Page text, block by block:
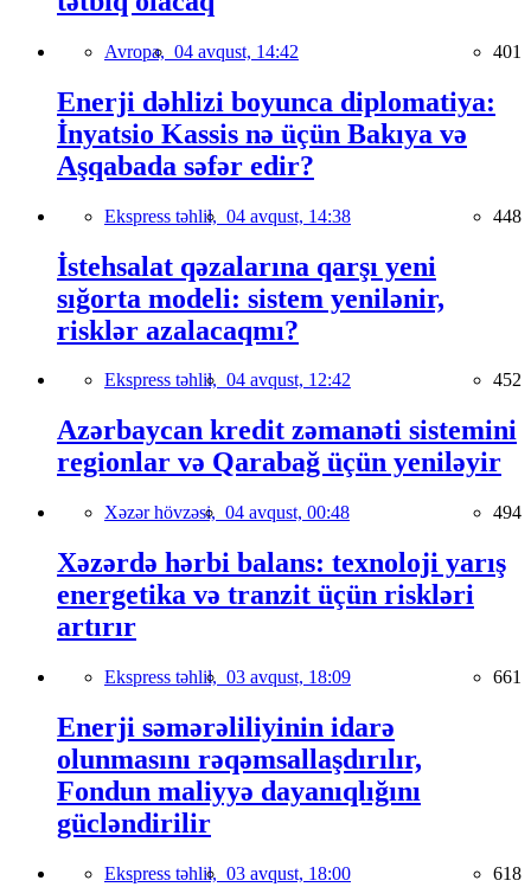
Avropa, 04 avqust, 14:42 401
Enerji dəhlizi boyunca diplomatiya:
İnyatsio Kassis nə üçün Bakıya və
Aşqabada səfər edir?
Ekspress təhlil, 04 avqust, 14:38 448
İstehsalat qəzalarına qarşı yeni
sığorta modeli: sistem yenilənir,
risklər azalacaqmı?
Ekspress təhlil, 04 avqust, 12:42 452
Azərbaycan kredit zəmanəti sistemini
regionlar və Qarabağ üçün yeniləyir
Xəzər hövzəsi, 04 avqust, 00:48 494
Xəzərdə hərbi balans: texnoloji yarış
energetika və tranzit üçün riskləri
artırır
Ekspress təhlil, 03 avqust, 18:09 661
Enerji səmərəliliyinin idarə
olunmasını rəqəmsallaşdırılır,
Fondun maliyyə dayanıqlığını
gücləndirilir
Ekspress təhlil, 03 avqust, 18:00 618